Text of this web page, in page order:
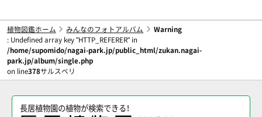
植物図鑑ホーム みんなのフォトアルバム
Warning
: Undefined array key "HTTP_REFERER" in
/home/supomido/nagai-park.jp/public_html/zukan.nagai-
park.jp/album/single.php
on line378サルスベリ
長居植物園の植物が検索できる！